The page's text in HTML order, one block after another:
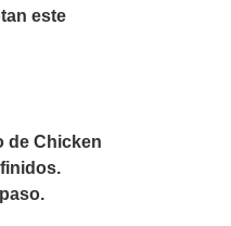
este
de Chicken